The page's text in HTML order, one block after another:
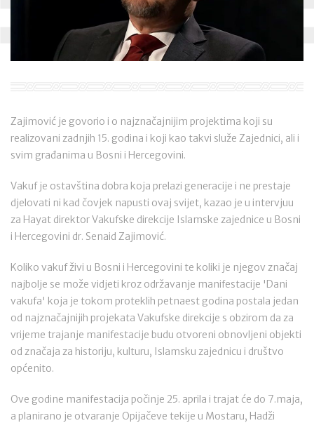
Zajimović je govorio i o najznačajnijim projektima koji su
realizovani zadnjih 15. godina i koji kao takvi služe Zajednici, ali i
svim građanima u Bosni i Hercegovini.
Vakuf je ostavština dobra koja prelazi generacije i ne prestaje
djelovati ni kad čovjek napusti ovaj svijet, kazao je u intervjuu
za Hayat direktor Vakufske direkcije Islamske zajednice u Bosni
i Hercegovini dr. Senaid Zajimović.
Koliko vakuf živi u Bosni i Hercegovini te koliki je njegov značaj
najbolje se može vidjeti kroz održavanje manifestacije 'Dani
vakufa' koja je tokom proteklih petnaest godina postala jedan
od najznačajnijih projekata Vakufske direkcije s obzirom da za
vrijeme trajanje manifestacije budu otvoreni obnovljeni objekti
od značaja za historiju, kulturu, Islamsku zajednicu i društvo
općenito.
Ove godine manifestacija počinje 25. aprila i trajat će do 7.maja,
a planirano je otvaranje Opijačeve tekije u Mostaru, Hadži